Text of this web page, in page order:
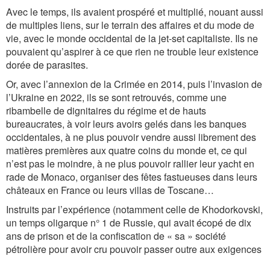
Avec le temps, ils avaient prospéré et multiplié, nouant aussi
de multiples liens, sur le terrain des affaires et du mode de
vie, avec le monde occidental de la jet-set capitaliste. Ils ne
pouvaient qu’aspirer à ce que rien ne trouble leur existence
dorée de parasites.
Or, avec l’annexion de la Crimée en 2014, puis l’invasion de
l’Ukraine en 2022, ils se sont retrouvés, comme une
ribambelle de dignitaires du régime et de hauts
bureaucrates, à voir leurs avoirs gelés dans les banques
occidentales, à ne plus pouvoir vendre aussi librement des
matières premières aux quatre coins du monde et, ce qui
n’est pas le moindre, à ne plus pouvoir rallier leur yacht en
rade de Monaco, organiser des fêtes fastueuses dans leurs
châteaux en France ou leurs villas de Toscane…
Instruits par l’expérience (notamment celle de Khodorkovski,
un temps oligarque n° 1 de Russie, qui avait écopé de dix
ans de prison et de la confiscation de « sa » société
pétrolière pour avoir cru pouvoir passer outre aux exigences